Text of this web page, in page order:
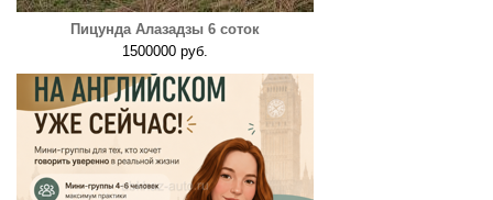
Пицунда Алазадзы 6 соток
1500000 руб.